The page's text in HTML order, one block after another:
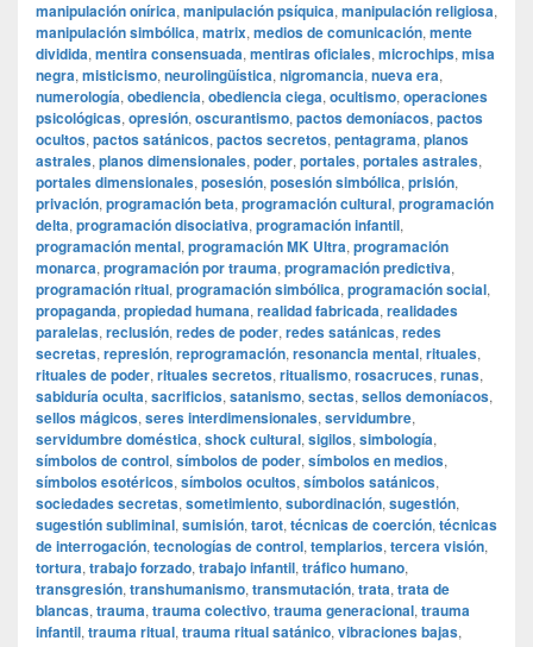
manipulación onírica, manipulación psíquica, manipulación religiosa,
manipulación simbólica, matrix, medios de comunicación, mente
dividida, mentira consensuada, mentiras oficiales, microchips, misa
negra, misticismo, neurolingüística, nigromancia, nueva era,
numerología, obediencia, obediencia ciega, ocultismo, operaciones
psicológicas, opresión, oscurantismo, pactos demoníacos, pactos
ocultos, pactos satánicos, pactos secretos, pentagrama, planos
astrales, planos dimensionales, poder, portales, portales astrales,
portales dimensionales, posesión, posesión simbólica, prisión,
privación, programación beta, programación cultural, programación
delta, programación disociativa, programación infantil,
programación mental, programación MK Ultra, programación
monarca, programación por trauma, programación predictiva,
programación ritual, programación simbólica, programación social,
propaganda, propiedad humana, realidad fabricada, realidades
paralelas, reclusión, redes de poder, redes satánicas, redes
secretas, represión, reprogramación, resonancia mental, rituales,
rituales de poder, rituales secretos, ritualismo, rosacruces, runas,
sabiduría oculta, sacrificios, satanismo, sectas, sellos demoníacos,
sellos mágicos, seres interdimensionales, servidumbre,
servidumbre doméstica, shock cultural, sigilos, simbología,
símbolos de control, símbolos de poder, símbolos en medios,
símbolos esotéricos, símbolos ocultos, símbolos satánicos,
sociedades secretas, sometimiento, subordinación, sugestión,
sugestión subliminal, sumisión, tarot, técnicas de coerción, técnicas
de interrogación, tecnologías de control, templarios, tercera visión,
tortura, trabajo forzado, trabajo infantil, tráfico humano,
transgresión, transhumanismo, transmutación, trata, trata de
blancas, trauma, trauma colectivo, trauma generacional, trauma
infantil, trauma ritual, trauma ritual satánico, vibraciones bajas,